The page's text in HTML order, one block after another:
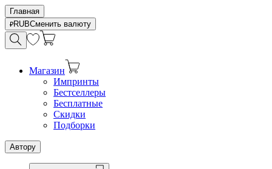
Главная
RUBСменить валюту
Магазин
Импринты
Бестселлеры
Бесплатные
Скидки
Подборки
Автору